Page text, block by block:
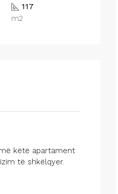
117
m2
këtë apartament
të shkëlqyer.